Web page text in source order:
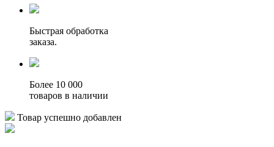
Быстрая обработка
заказа.
Более 10 000
товаров в наличии
Товар успешно добавлен